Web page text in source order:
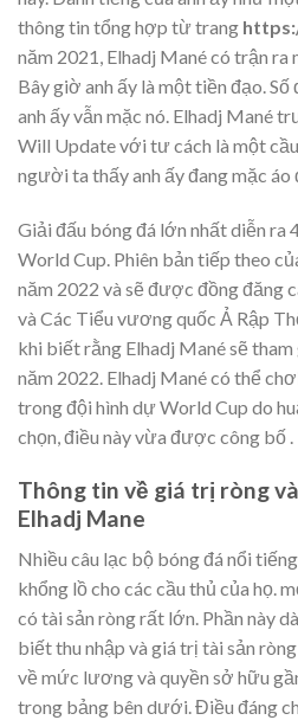
thông tin tổng hợp từ trang
năm 2021, Elhadj Mané có trận ra
Bây giờ anh ấy là một tiền đạo. Số
anh ấy vẫn mặc nó. Elhadj Mané
Will Update với tư cách là một
người ta thấy anh ấy đang mặc
Giải đấu bóng đá lớn nhất diễn ra
World Cup. Phiên bản tiếp theo
năm 2022 và sẽ được đồng đăng
và Các Tiểu vương quốc Ả Rập
khi biết rằng Elhadj Mané sẽ
năm 2022. Elhadj Mané có thể
trong đội hình dự World Cup do
chọn, điều này vừa được công bố .
Thông tin về giá trị ròng
Elhadj Mane
Nhiều câu lạc bộ bóng đá nổi
khổng lồ cho các cầu thủ của họ.
có tài sản ròng rất lớn. Phần này
biết thu nhập và giá trị tài sản
về mức lương và quyền sở hữu
trong bảng bên dưới. Điều đáng